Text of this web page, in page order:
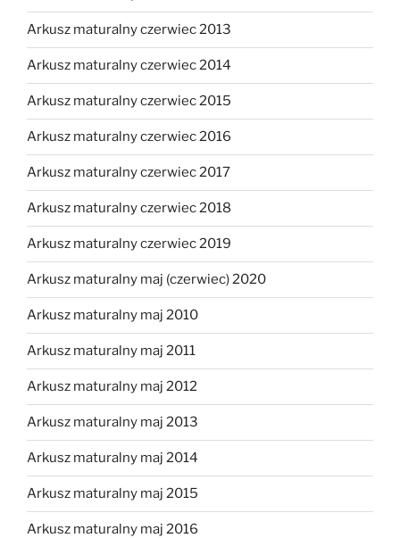
Arkusz maturalny czerwiec 2013
Arkusz maturalny czerwiec 2014
Arkusz maturalny czerwiec 2015
Arkusz maturalny czerwiec 2016
Arkusz maturalny czerwiec 2017
Arkusz maturalny czerwiec 2018
Arkusz maturalny czerwiec 2019
Arkusz maturalny maj (czerwiec) 2020
Arkusz maturalny maj 2010
Arkusz maturalny maj 2011
Arkusz maturalny maj 2012
Arkusz maturalny maj 2013
Arkusz maturalny maj 2014
Arkusz maturalny maj 2015
Arkusz maturalny maj 2016